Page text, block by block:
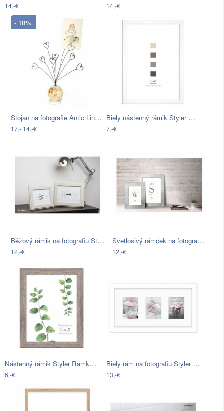
14,-€ 14,-€
- 18%
Stojan na fotografie Antic Line Decor
17,- 14,-€
Biely nástenný rámik Styler Ramka Japan…
7,-€
Béžový rámik na fotografiu Styler Malmo…
12,-€
Svetlosivý rámček na fotografiu Styler…
12,-€
Nástenný rámik Styler Ramka Narvik, 15…
6,-€
Biely rám na fotografiu Styler Malmo,…
13,-€